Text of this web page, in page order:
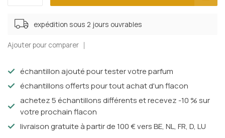
expédition sous 2 jours ouvrables
Ajouter pour comparer
échantillon ajouté pour tester votre parfum
échantillons offerts pour tout achat d'un flacon
achetez 5 échantillons différents et recevez -10 % sur
votre prochain flacon
livraison gratuite à partir de 100 € vers BE, NL, FR, D, LU